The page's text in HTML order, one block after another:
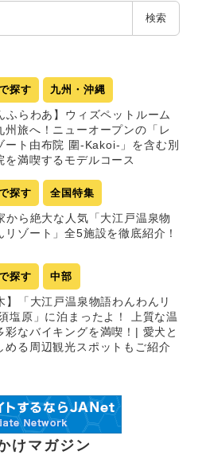
検索
探す 九州・沖縄
ふらわあ】ウィズペットルーム
州旅へ！ニューオープンの「レ
ート由布院 圍-Kakoi-」を含む別
を満喫するモデルコース
探す 全国特集
から絶大な人気「大江戸温泉物
リゾート」全5施設を徹底紹介！
探す 中部
】「大江戸温泉物語わんわんリ
塩原」に泊まったよ！ 上質な温
彩なバイキングを満喫！| 愛犬と
める周辺観光スポットもご紹介
けマガジン